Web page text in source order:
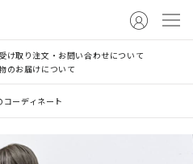
け取り注文・お問い合わせについて
のお届けについて
ーディネート